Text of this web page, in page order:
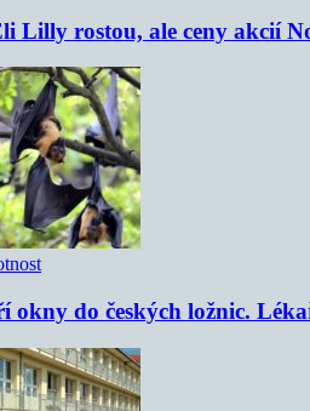
Lilly rostou, ale ceny akcií
okny do českých ložnic.